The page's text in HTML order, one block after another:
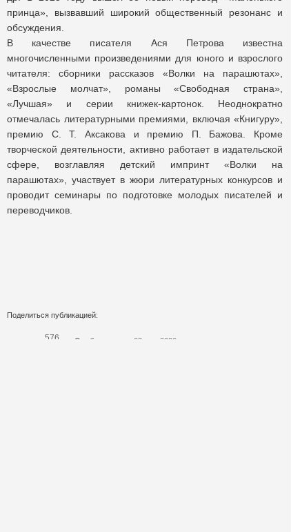
принца», вызвавший широкий общественный резонанс и
обсуждения.
В качестве писателя Ася Петрова известна
многочисленными произведениями для юного и взрослого
читателя: сборники рассказов «Волки на парашютах»,
«Взрослые молчат», романы «Свободная страна»,
«Лучшая» и серии книжек-картонок. Неоднократно
отмечалась литературными премиями, включая «Книгуру»,
премию С. Т. Аксакова и премию П. Бажова. Кроме
творческой деятельности, активно работает в издательской
сфере, возглавляя детский импринт «Волки на
парашютах», участвует в жюри литературных конкурсов и
проводит семинары по подготовке молодых писателей и
переводчиков.
Поделиться публикацией:
576 Опубликовано 03 мар 2026